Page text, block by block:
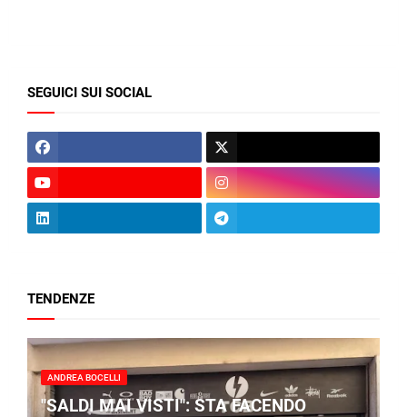
SEGUICI SUI SOCIAL
TENDENZE
ANDREA BOCELLI
"SALDI MAI VISTI": STA FACENDO